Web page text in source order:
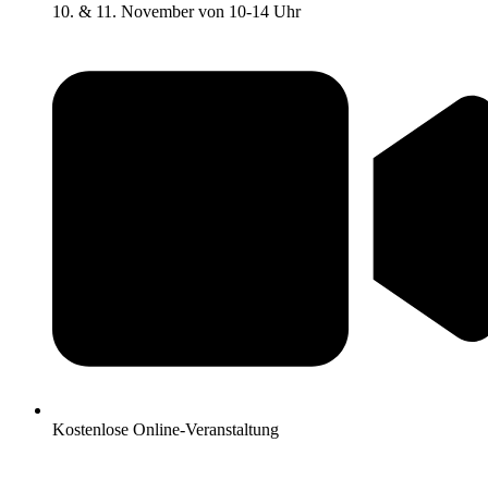
10. & 11. November von 10-14 Uhr
Kostenlose Online-Veranstaltung